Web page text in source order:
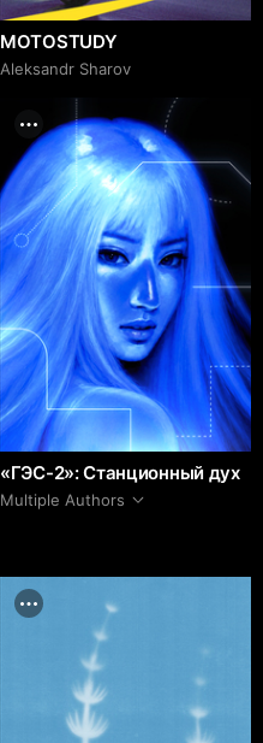
MOTOSTUDY
Aleksandr Sharov
«ГЭС-2»: Станционный дух
Multiple Authors